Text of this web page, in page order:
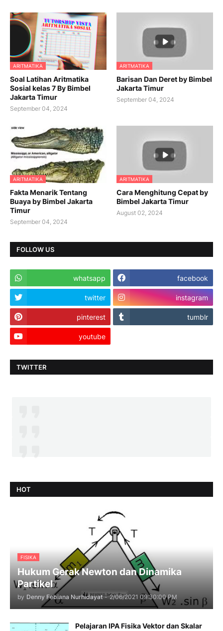
ARITMATIKA
Soal Latihan Aritmatika
Sosial kelas 7 By Bimbel
Jakarta Timur
September 04, 2024
ARITMATIKA
Barisan Dan Deret by Bimbel
Jakarta Timur
September 04, 2024
ARITMATIKA
Fakta Menarik Tentang
Buaya by Bimbel Jakarta
Timur
September 04, 2024
ARITMATIKA
Cara Menghitung Cepat by
Bimbel Jakarta Timur
August 02, 2024
FOLLOW US
whatsapp facebook
twitter instagram
pinterest tumblr
youtube
TWITTER
HOT
FISIKA
Hukum Gerak Newton dan Dinamika
Partikel
by Denny Febiana Nurhidayat - 2/06/2021 09:30:00 PM
Pelajaran IPA Fisika Vektor dan Skalar